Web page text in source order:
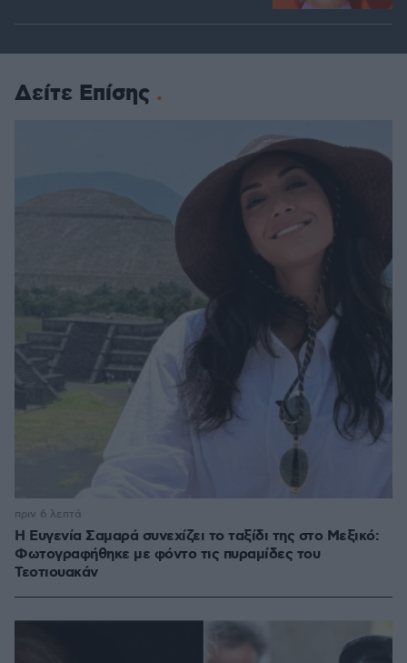
Δείτε Επίσης
Η Ευγενία Σαμαρά συνεχίζει το ταξίδι της στο Μεξικό:
Φωτογραφήθηκε με φόντο τις πυραμίδες του
Τεοτιουακάν
πριν 6 λεπτά